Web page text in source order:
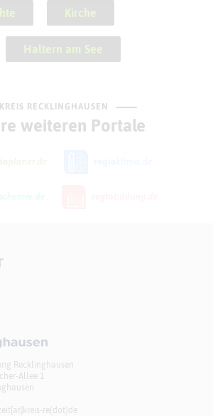
Kirche
Haltern am See
KREIS RECKLINGHAUSEN
weiteren Portale
Recklinghausen
Allee 1
re(dot)de